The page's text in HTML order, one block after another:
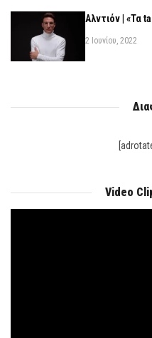
Αλντιόν | «Τα
2 Ιουνίου, 2022
Video